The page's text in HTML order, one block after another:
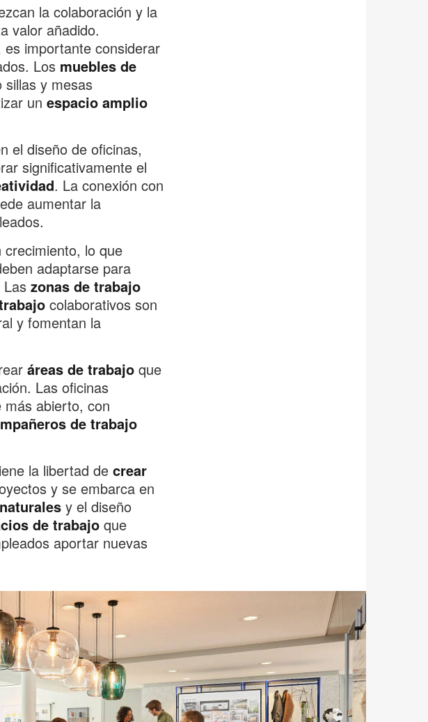
la colaboración y la
valor añadido.
es importante considerar
Los muebles de
sillas y mesas
un espacio amplio
el diseño de oficinas,
significativamente el
. La conexión con
aumentar la
lo que
adaptarse para
Las zonas de trabajo
colaborativos son
y fomentan la
áreas de trabajoque
Las oficinas
más abierto, con
de trabajo
la libertad de crear
y se embarca en
y el diseño
de trabajoque
aportar nuevas